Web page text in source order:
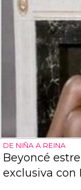
DE NIÑA A REINA
Beyoncé
exclusiva con